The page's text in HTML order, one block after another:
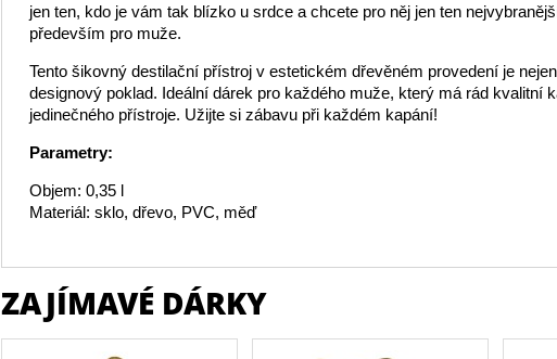
jen ten, kdo je vám tak blízko u srdce a chcete pro něj jen ten
především pro muže.
Tento šikovný destilační přístroj v estetickém dřevěném provedení je
designový poklad. Ideální dárek pro každého muže, který má rád kvalitní
jedinečného přístroje. Užijte si zábavu při každém kapání!
Parametry:
Objem: 0,35 l
Materiál: sklo, dřevo, PVC, měď
ZAJÍMAVÉ DÁRKY